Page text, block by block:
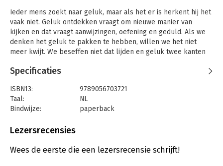
Ieder mens zoekt naar geluk, maar als het er is herkent hij het
vaak niet. Geluk ontdekken vraagt om nieuwe manier van
kijken en dat vraagt aanwijzingen, oefening en geduld. Als we
denken het geluk te pakken te hebben, willen we het niet
meer kwijt. We beseffen niet dat lijden en geluk twee kanten
en het ander afwijzen. Om geluk werkelijk te ervaren moeten
verder dan accepteren. In 'Dit is geluk' nodigt Cuong Lu ons uit
om het gevecht te stoppen. Als we met aandacht aanwezig
kunnen zijn bij het lijden, zullen we mooie ontdekkingen doen.
voorbeelden leidt Cuong Lu ons stap voor stap naar een
vrijheid en compassie altijd aanwezig zijn.
Specificaties
ISBN13:
9789056703721
Taal:
NL
Bindwijze:
paperback
Uitgever:
Verschijningsdatum:
8-11-2017
Lezersrecensies
Wees de eerste die een lezersrecensie schrijft!